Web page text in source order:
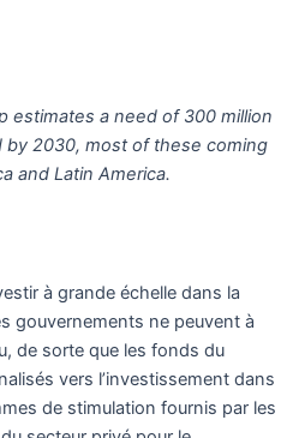
estimates a need of 300 million
2030, most of these coming
and Latin America.
à grande échelle dans la
gouvernements ne peuvent à
de sorte que les fonds du
vers l’investissement dans
de stimulation fournis par les